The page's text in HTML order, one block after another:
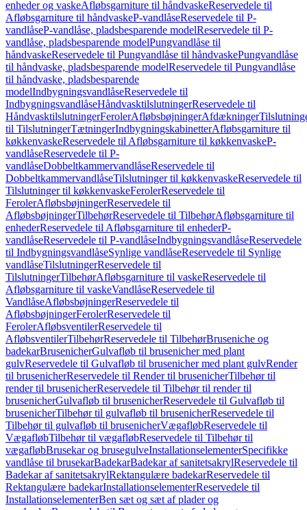
enheder og vaskeAfløbsgarniture til håndvaskeReservedele til
Afløbsgarniture til håndvaskeP-vandlåseReservedele til P-
vandlåseP-vandlåse, pladsbesparende modelReservedele til P-
vandlåse, pladsbesparende modelPungvandlåse til
håndvaskeReservedele til Pungvandlåse til håndvaskePungvandlåse
til håndvaske, pladsbesparende modelReservedele til Pungvandlåse
til håndvaske, pladsbesparende
modelIndbygningsvandlåseReservedele til
IndbygningsvandlåseHåndvasktilslutningerReservedele til
HåndvasktilslutningerFerolerAfløbsbøjningerAfdækninger
til TilslutningerTætningerIndbygningskabinetterAfløbsgarniture til
køkkenvaskeReservedele til Afløbsgarniture til køkkenvaskeP-
vandlåseReservedele til P-
vandlåseDobbeltkammervandlåseReservedele til
DobbeltkammervandlåseTilslutninger til køkkenvaskeReservedele til
Tilslutninger til køkkenvaskeFerolerReservedele til
FerolerAfløbsbøjningerReservedele til
AfløbsbøjningerTilbehørReservedele til TilbehørAfløbsgarniture til
enhederReservedele til Afløbsgarniture til enhederP-
vandlåseReservedele til P-vandlåseIndbygningsvandlåseReservedele
til IndbygningsvandlåseSynlige vandlåseReservedele til Synlige
vandlåseTilslutningerReservedele til
TilslutningerTilbehørAfløbsgarniture til vaskeReservedele til
Afløbsgarniture til vaskeVandlåseReservedele til
VandlåseAfløbsbøjningerReservedele til
AfløbsbøjningerFerolerReservedele til
FerolerAfløbsventilerReservedele til
AfløbsventilerTilbehørReservedele til TilbehørBruseniche og
badekarBrusenicherGulvafløb til brusenicher med plant
gulvReservedele til Gulvafløb til brusenicher med plant gulvRender
til brusenicherReservedele til Render til brusenicherTilbehør til
render til brusenicherReservedele til Tilbehør til render til
brusenicherGulvafløb til brusenicherReservedele til Gulvafløb til
brusenicherTilbehør til gulvafløb til brusenicherReservedele til
Tilbehør til gulvafløb til brusenicherVægafløbReservedele til
VægafløbTilbehør til vægafløbReservedele til Tilbehør til
vægafløbBrusekar og brusegulveInstallationselementerSpecifikke
vandlåse til brusekarBadekarBadekar af sanitetsakrylReservedele til
Badekar af sanitetsakrylRektangulære badekarReservedele til
Rektangulære badekarInstallationselementerReservedele til
InstallationselementerBen sæt og sæt af plader og